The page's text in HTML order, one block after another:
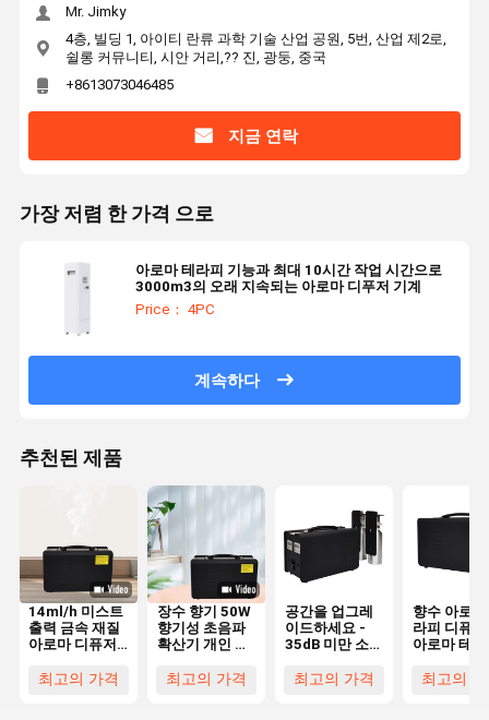
Mr. Jimky
4층, 빌딩 1, 아이티 란류 과학 기술 산업 공원, 5번, 산업 제2로,
쉴롱 커뮤니티, 시안 거리,?? 진, 광둥, 중국
+8613073046485
지금 연락
가장 저렴 한 가격 으로
아로마 테라피 기능과 최대 10시간 작업 시간으로
3000m3의 오래 지속되는 아로마 디푸저 기계
Price： 4PC
계속하다
추천된 제품
14ml/h 미스트
출력 금속 재질
아로마 디퓨저,
미스트 분사
최고의 가격
장수 향기 50W
향기성 초음파
확산기 개인 곰
최고의 가격
공간을 업그레
이드하세요 -
35dB 미만 소음
마 디퓨저 머신,
최고의 가격
향수 아로마
라피 디퓨
아로마 테
하십시오
최고의